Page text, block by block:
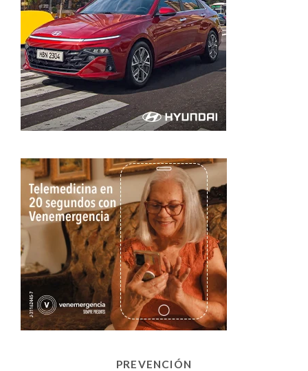
PREVENCIÓN